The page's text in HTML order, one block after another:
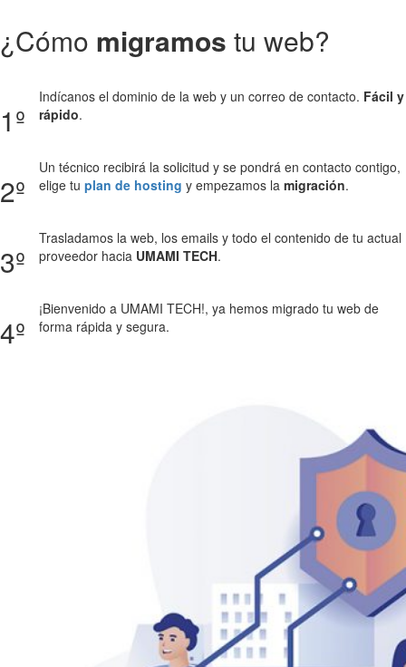
¿Cómo migramos tu web?
1º
Indícanos el dominio de la web y un correo de contacto. Fácil y
rápido.
2º
Un técnico recibirá la solicitud y se pondrá en contacto contigo,
elige tu plan de hosting y empezamos la migración.
3º
Trasladamos la web, los emails y todo el contenido de tu actual
proveedor hacia UMAMI TECH.
4º
¡Bienvenido a UMAMI TECH!, ya hemos migrado tu web de
forma rápida y segura.